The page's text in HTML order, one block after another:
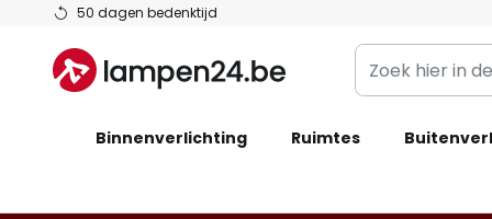
50 dagen bedenktijd
Ga
de
inhoud
Zoek
hier
de
Binnenverlichting Ruimtes